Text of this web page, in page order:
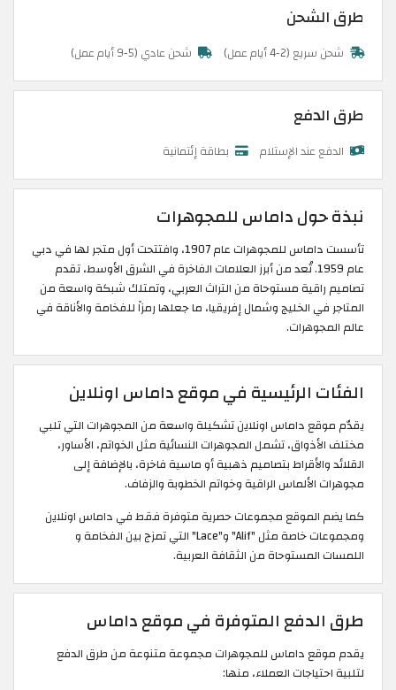
طرق الشحن
شحن سريع (2-4 أيام عمل) شحن عادي (5-9 أيام عمل)
طرق الدفع
الدفع عند الإستلام بطاقة إئتمانية
نبذة حول داماس للمجوهرات
تأسست داماس للمجوهرات عام 1907، وافتتحت أول متجر لها في دبي
عام 1959. تُعد من أبرز العلامات الفاخرة في الشرق الأوسط، تقدم
تصاميم راقية مستوحاة من التراث العربي، وتمتلك شبكة واسعة من
المتاجر في الخليج وشمال إفريقيا، ما جعلها رمزاً للفخامة والأناقة في
عالم المجوهرات.
الفئات الرئيسية في موقع داماس اونلاين
يقدّم موقع داماس اونلاين تشكيلة واسعة من المجوهرات التي تلبي
مختلف الأذواق، تشمل المجوهرات النسائية مثل الخواتم، الأساور،
القلائد والأقراط بتصاميم ذهبية أو ماسية فاخرة، بالإضافة إلى
مجوهرات الألماس الراقية وخواتم الخطوبة والزفاف.
كما يضم الموقع مجموعات حصرية متوفرة فقط في داماس اونلاين
ومجموعات خاصة مثل "Alif" و"Lace" التي تمزج بين الفخامة و
اللمسات المستوحاة من الثقافة العربية.
طرق الدفع المتوفرة في موقع داماس
يقدم موقع داماس للمجوهرات مجموعة متنوعة من طرق الدفع
لتلبية احتياجات العملاء، منها: